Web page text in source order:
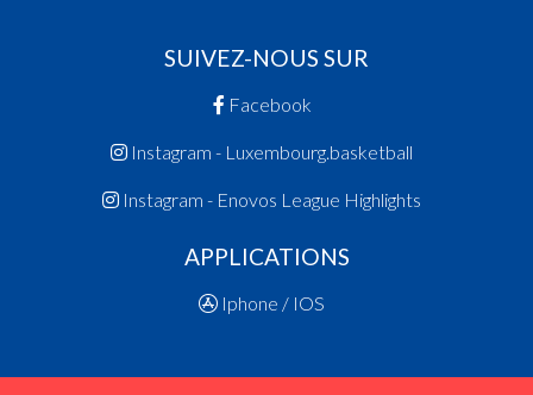
SUIVEZ-NOUS SUR
Facebook
Instagram - Luxembourg.basketball
Instagram - Enovos League Highlights
APPLICATIONS
Iphone / IOS